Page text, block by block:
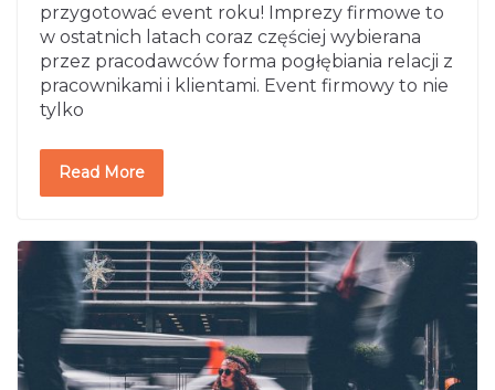
przygotować event roku! Imprezy firmowe to
w ostatnich latach coraz częściej wybierana
przez pracodawców forma pogłębiania relacji z
pracownikami i klientami. Event firmowy to nie
tylko
Read More